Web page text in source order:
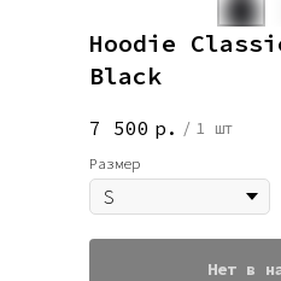
Hoodie
Black
7 500 р. / 1 шт
Размер
Нет в